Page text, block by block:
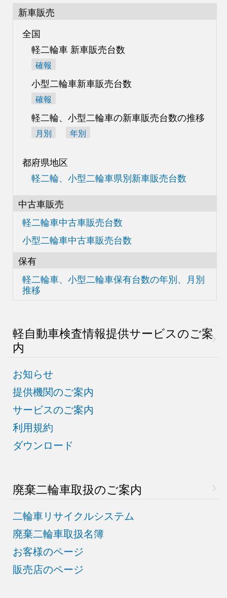
新車販売
全国
軽二輪車 新車販売台数
確報
小型二輪車新車販売台数
確報
軽二輪、小型二輪車の新車販売台数の推移
月別 年別
都府県地区
軽二輪、小型二輪車県別新車販売台数
中古車販売
軽二輪車中古車販売台数
小型二輪車中古車販売台数
保有
軽二輪車、小型二輪車保有台数の年別、月別
推移
軽自動車検査情報提供サービスのご案
内
お知らせ
提供機関のご案内
サービスのご案内
利用規約
ダウンロード
廃棄二輪車取扱のご案内
二輪車リサイクルシステム
廃棄二輪車取扱名簿
お客様のページ
販売店のページ